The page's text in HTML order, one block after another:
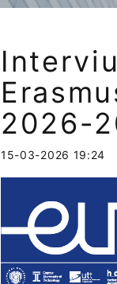
2026-
15-03-2026 19:24